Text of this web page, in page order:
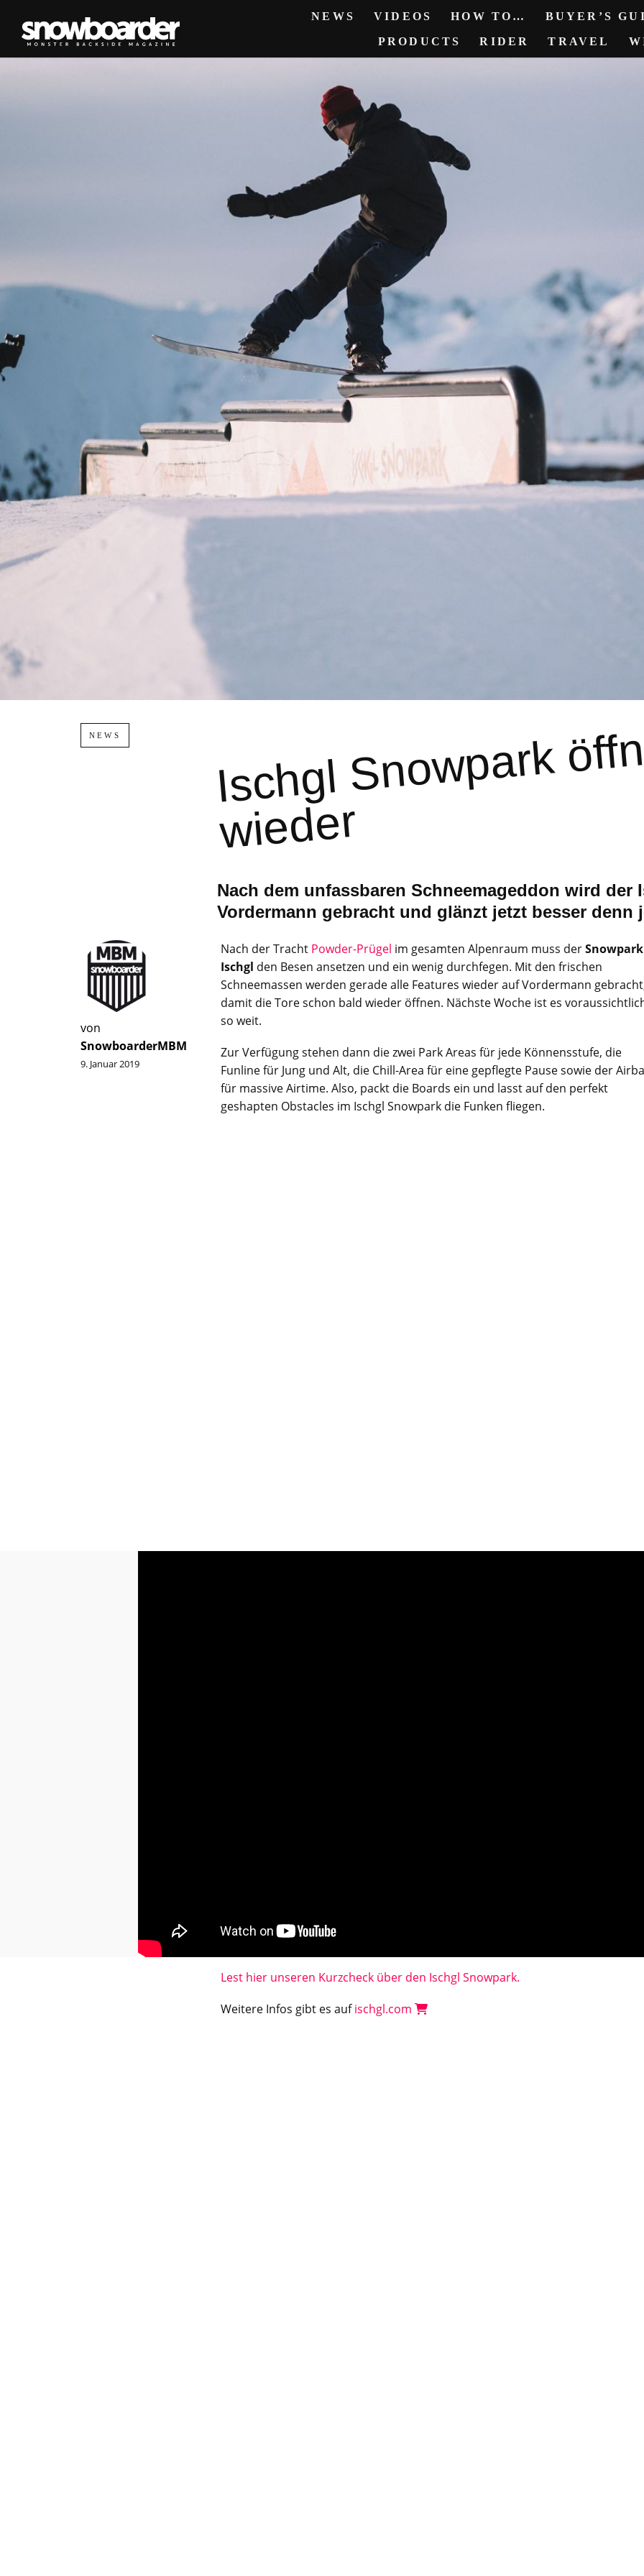
NEWS VIDEOS HOW TO… BUYER’S
PRODUCTS RIDER TRAVEL
NEWS
er
Nach dem unfassbaren Schneemageddon wird der
Vordermann gebracht und glänzt jetzt besser denn
von
SnowboarderMBM
9. Januar 2019
Nach der Tracht Powder-Prügel im gesamten Alpenraum muss derSnowpark
Ischgl den Besen ansetzen und ein wenig durchfegen. Mit den frischen
Schneemassen werden gerade alle Features wieder auf Vordermann
damit die Tore schon bald wieder öffnen. Nächste Woche ist es
so weit.
Zur Verfügung stehen dann die zwei Park Areas für jede Könnensstufe, die
Funline für Jung und Alt, die Chill-Area für eine gepflegte Pause sowie der
für massive Airtime. Also, packt die Boards ein und lasst auf den perfekt
geshapten Obstacles im Ischgl Snowpark die Funken fliegen.
Lest hier unseren Kurzcheck über den Ischgl Snowpark.
Weitere Infos gibt es aufischgl.com